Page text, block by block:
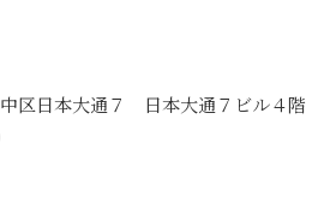
中区日本大通７ 日本大通７ビル４階